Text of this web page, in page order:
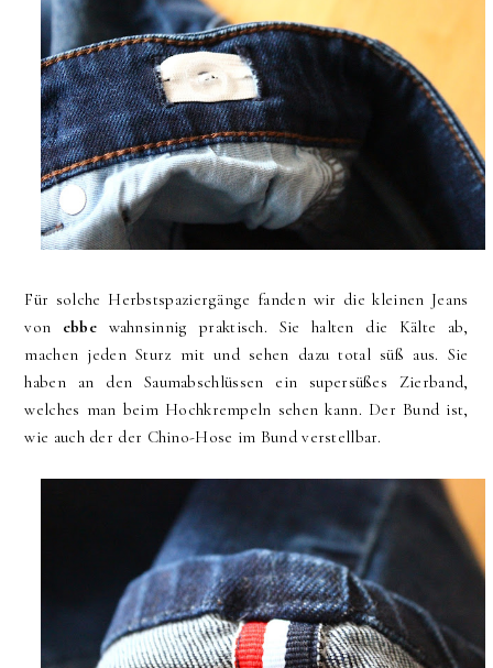
Für solche Herbstspaziergänge fanden wir die kleinen Jeans
von ebbe wahnsinnig praktisch. Sie halten die Kälte ab,
machen jeden Sturz mit und sehen dazu total süß aus. Sie
haben an den Saumabschlüssen ein supersüßes Zierband,
welches man beim Hochkrempeln sehen kann. Der Bund ist,
wie auch der der Chino-Hose im Bund verstellbar.